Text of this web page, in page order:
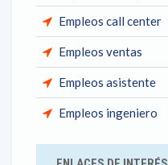
Empleos call center
Empleos ventas
Empleos asistente
Empleos ingeniero